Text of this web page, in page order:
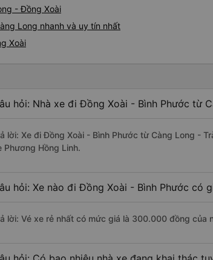
- Đồng Xoài
Long nhanh và uy tín nhất
Xoài
hỏi: Nhà xe đi Đồng Xoài - Bình Phước từ
lời: Xe đi Đồng Xoài - Bình Phước từ Càng Long -
Phương Hồng Linh.
hỏi: Xe nào đi Đồng Xoài - Bình Phước có
lời: Vé xe rẻ nhất có mức giá là 300.000 đồng của